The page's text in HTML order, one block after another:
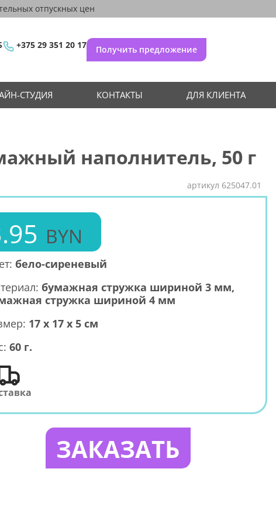
отпускных цен
+375 29 351 20 17 Получить предложение
СТУДИЯ КОНТАКТЫ ДЛЯ КЛИЕНТА
наполнитель, 50 г
артикул 625047.01
BYN
бело-сиреневый
бумажная стружка шириной 3 мм,
стружка шириной 4 мм
17 х 17 х 5 см
60 г.
ЗАКАЗАТЬ